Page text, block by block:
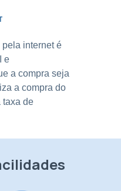
internet é
e
a compra seja
a compra do
taxa de